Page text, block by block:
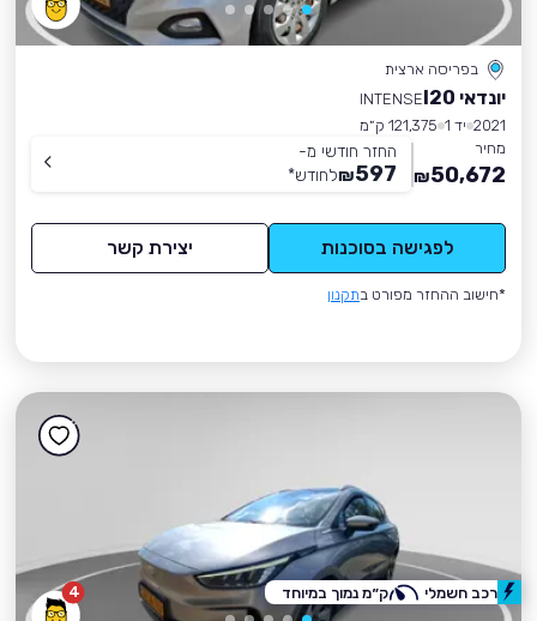
בפריסה ארצית
יונדאי I20
INTENSE
2021 יד 1
121,375 ק״מ
מחיר
50,672
₪
החזר חודשי מ-
597
₪לחודש*
לפגישה בסוכנות יצירת קשר
*חישוב ההחזר מפורט בתקנון
4 רכב חשמלי ק״מ נמוך במיוחד